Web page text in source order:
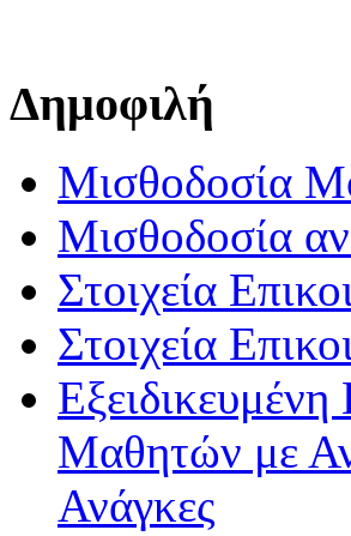
Δημοφιλή
Μισθοδοσία
Μισθοδοσία
Στοιχεία
Στοιχεία
Μαθητών με
Ανάγκες